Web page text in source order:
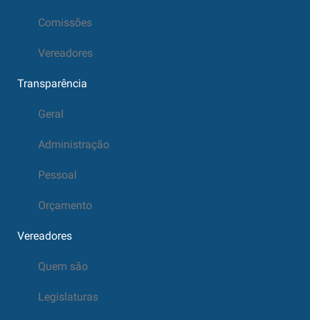
Comissões
Vereadores
Transparência
Geral
Administração
Pessoal
Orçamento
Vereadores
Quem são
Legislaturas